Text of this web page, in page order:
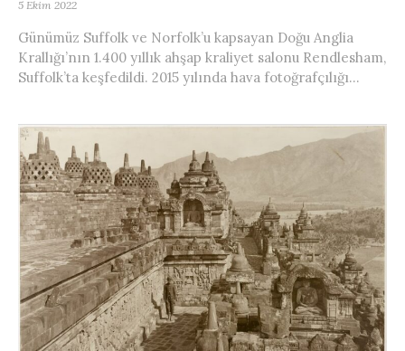
5 Ekim 2022
Günümüz Suffolk ve Norfolk’u kapsayan Doğu Anglia
Krallığı’nın 1.400 yıllık ahşap kraliyet salonu Rendlesham,
Suffolk’ta keşfedildi. 2015 yılında hava fotoğrafçılığı...